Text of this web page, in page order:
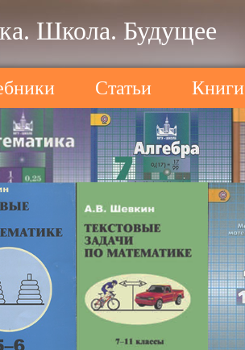
Школа. Будущее
Статьи Книги